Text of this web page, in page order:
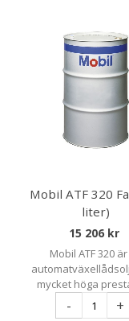
Mobil ATF 320
liter)
15 206 kr
Mobil ATF 320
mycket höga
- +